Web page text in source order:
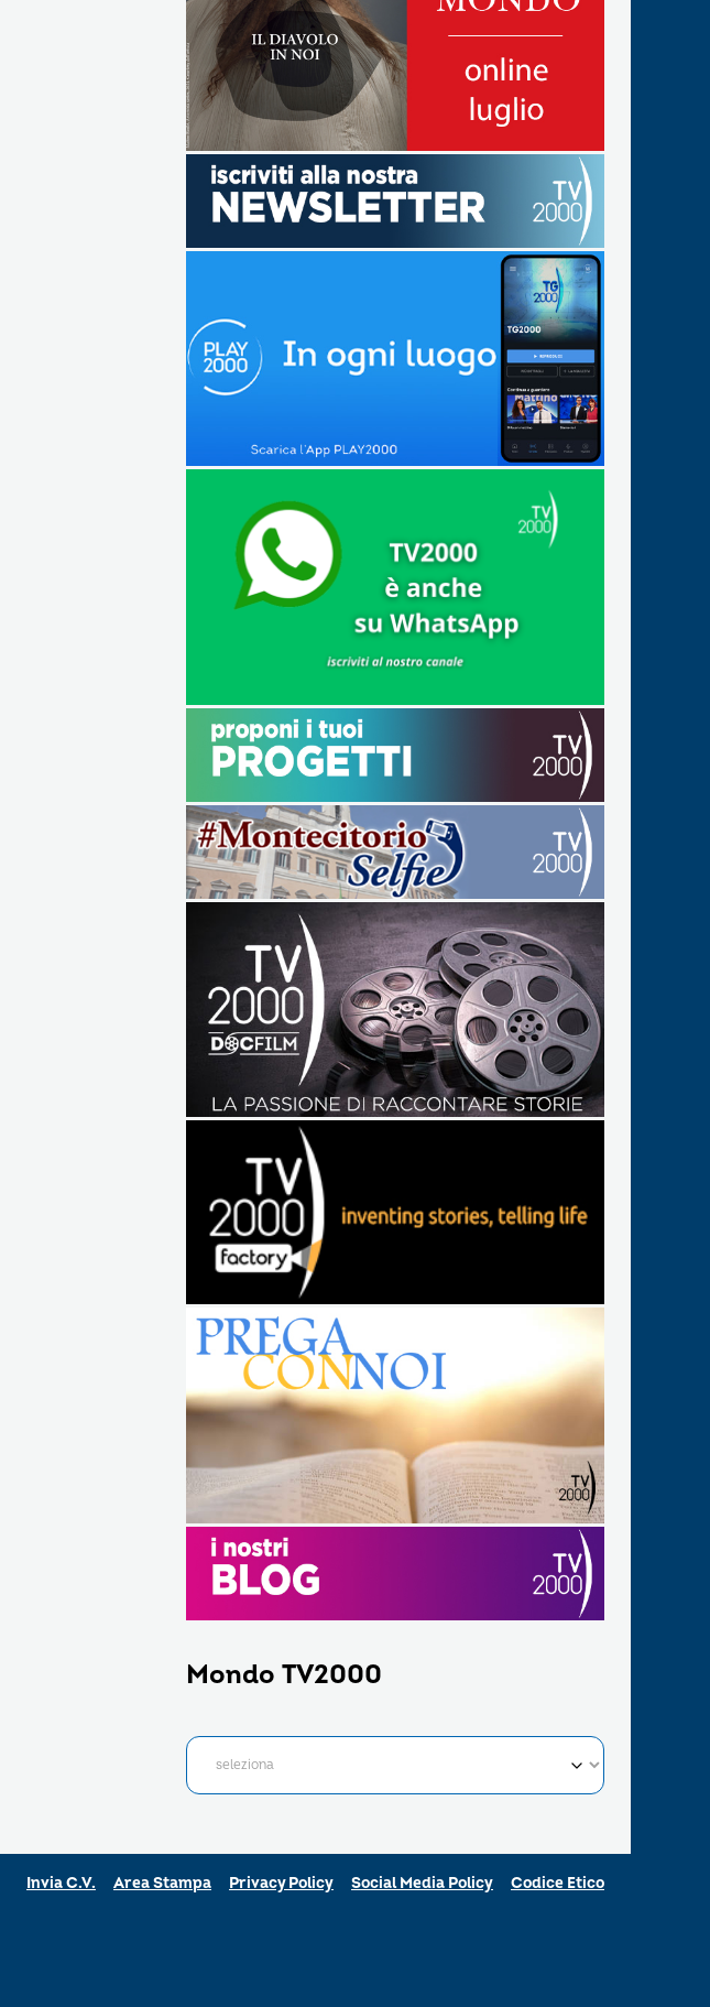
Mondo TV2000
Invia C.V. Area Stampa Privacy Policy Social Media Policy Codice Etico